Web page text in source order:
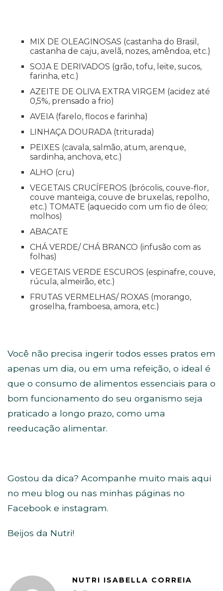
MIX DE OLEAGINOSAS (castanha do Brasil,
castanha de caju, avelã, nozes, amêndoa, etc.)
SOJA E DERIVADOS (grão, tofu, leite, sucos,
farinha, etc.)
AZEITE DE OLIVA EXTRA VIRGEM (acidez até
0,5%, prensado a frio)
AVEIA (farelo, flocos e farinha)
LINHAÇA DOURADA (triturada)
PEIXES (cavala, salmão, atum, arenque,
sardinha, anchova, etc.)
ALHO (cru)
VEGETAIS CRUCÍFEROS (brócolis, couve-flor,
couve manteiga, couve de bruxelas, repolho,
etc.) TOMATE (aquecido com um fio de óleo;
molhos)
ABACATE
CHÁ VERDE/ CHÁ BRANCO (infusão com as
folhas)
VEGETAIS VERDE ESCUROS (espinafre, couve,
rúcula, almeirão, etc.)
FRUTAS VERMELHAS/ ROXAS (morango,
groselha, framboesa, amora, etc.)
Você não precisa ingerir todos esses pratos em
apenas um dia, ou em uma refeição, o ideal é
que o consumo de alimentos essenciais para o
bom funcionamento do seu organismo seja
praticado a longo prazo, como uma
reeducação alimentar.
Gostou da dica? Acompanhe muito mais aqui
no meu blog ou nas minhas páginas no
Facebook e instagram.
Beijos da Nutri!
NUTRI ISABELLA CORREIA